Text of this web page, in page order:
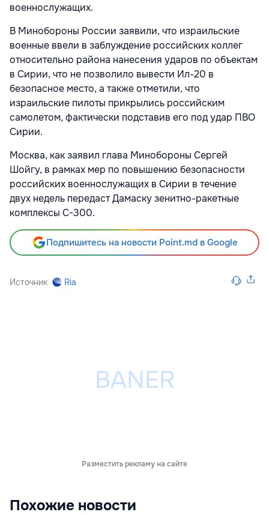
военнослужащих.
В Минобороны России заявили, что израильские
военные ввели в заблуждение российских коллег
относительно района нанесения ударов по объектам
в Сирии, что не позволило вывести Ил-20 в
безопасное место, а также отметили, что
израильские пилоты прикрылись российским
самолетом, фактически подставив его под удар ПВО
Сирии.
Москва, как заявил глава Минобороны Сергей
Шойгу, в рамках мер по повышению безопасности
российских военнослужащих в Сирии в течение
двух недель передаст Дамаску зенитно-ракетные
комплексы С-300.
Подпишитесь на новости Point.md в Google
Источник Ria
Разместить рекламу на сайте
Похожие новости